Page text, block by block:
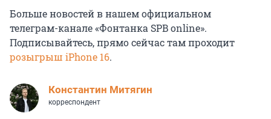
Больше новостей в нашем официальном
телеграм-канале «Фонтанка SPB online».
Подписывайтесь, прямо сейчас там проходит
розыгрыш iPhone 16.
Константин Митягин
корреспондент